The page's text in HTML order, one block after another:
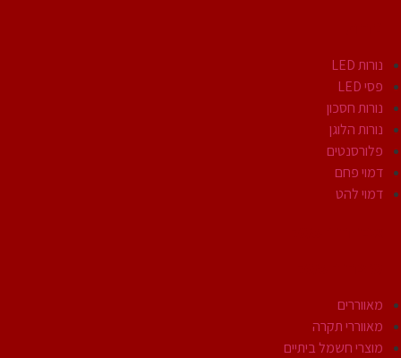
נורות LED
פסי LED
נורות חסכון
נורות הלוגן
פלורסנטים
דמוי פחם
דמוי להט
מאווררים
מאווררי תקרה
מוצרי חשמל ביתיים